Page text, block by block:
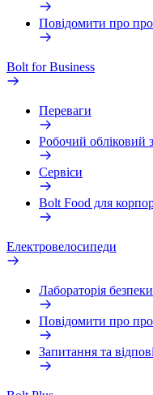
Повідомити про
Bolt for Business
Переваги
Робочий обліковий
Сервіси
Bolt Food для
Електровелосипеди
Лабораторія безпеки
Повідомити про
Запитання та